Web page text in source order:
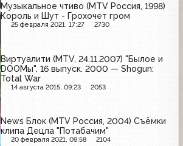
Музыкальное чтиво (MTV Россия, 1998)
Король и Шут - Грохочет гром
25 февраля 2021, 17:27 2730
Виртуалити (MTV, 24.11.2007) "Былое и
DOOМы". 16 выпуск. 2000 — Shogun:
Total War
14 августа 2015, 09:23 2053
News Блок (MTV Россия, 2004) Съёмки
клипа Децла "Потабачим"
20 февраля 2021, 09:58 2104